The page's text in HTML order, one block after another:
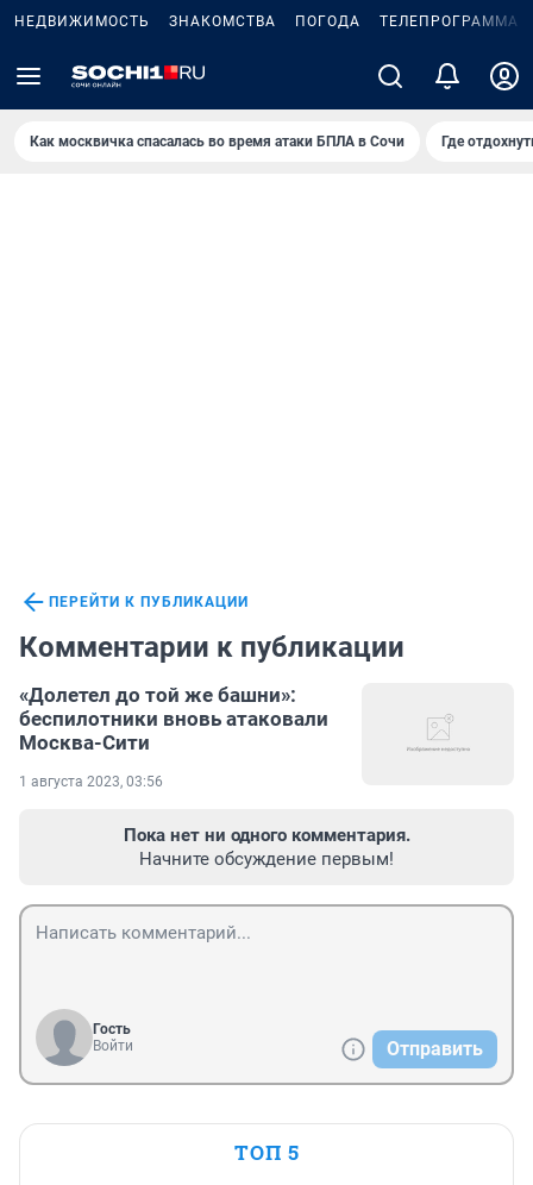
НЕДВИЖИМОСТЬ ЗНАКОМСТВА ПОГОДА ТЕЛЕПРОГРАММА
Как москвичка спасалась во время атаки БПЛА в Сочи Где
ПЕРЕЙТИ К ПУБЛИКАЦИИ
Комментарии к публикации
«Долетел до той же башни»:
беспилотники вновь атаковали
Москва-Сити
1 августа 2023, 03:56
Пока нет ни одного комментария.
Начните обсуждение первым!
Гость
Войти
Отправить
ТОП 5